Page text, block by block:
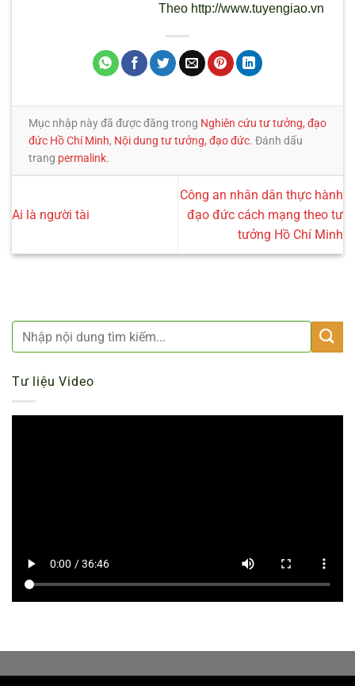
Theo http://www.tuyengiao.vn
Mục nhập này đã được đăng trong Nghiên cứu tư tưởng, đạo
đức Hồ Chí Minh, Nội dung tư tưởng, đạo đức. Đánh dấu
trang permalink.
Ai là người tài
Công an nhân dân thực hành
đạo đức cách mạng theo tư
tưởng Hồ Chí Minh
Tư liệu Video